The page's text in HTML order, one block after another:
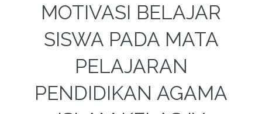
MOTIVASI BELAJAR
SISWA PADA MATA
PELAJARAN
PENDIDIKAN AGAMA